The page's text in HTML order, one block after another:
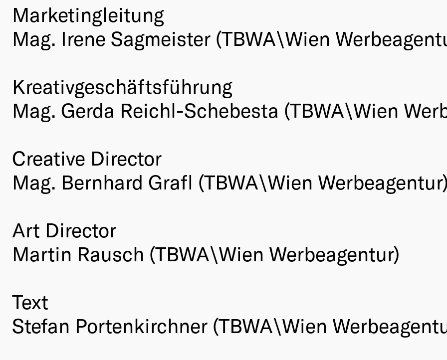
Marketingleitung
Mag. Irene Sagmeister (TBWA\Wien
Kreativgeschäftsführung
Mag. Gerda Reichl-Schebesta (TBWA\Wien
Creative Director
Mag. Bernhard Grafl (TBWA\Wien
Art Director
Martin Rausch (TBWA\Wien Werbeagentur)
Text
Stefan Portenkirchner (TBWA\Wien